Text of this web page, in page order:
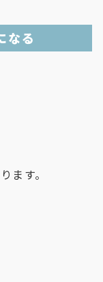
なる
ます。